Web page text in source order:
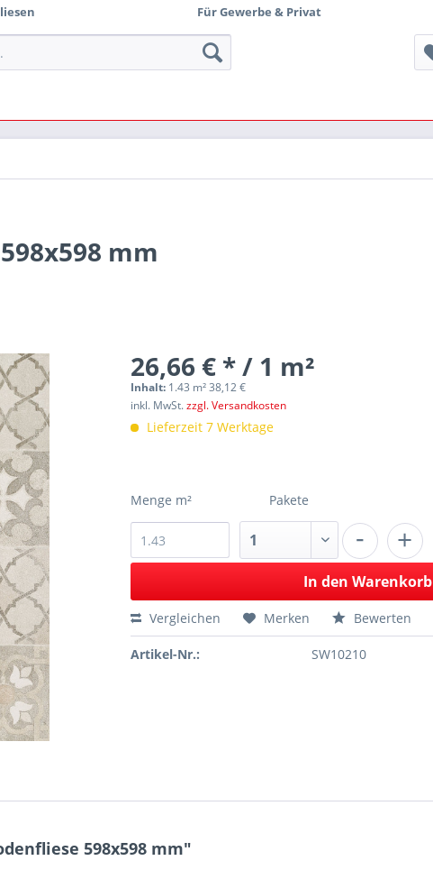
Für Gewerbe & Privat
mm
26,66 € * / 1 m²
Inhalt: 1.43 m² 38,12 €
inkl. MwSt.zzgl. Versandkosten
Lieferzeit 7 Werktage
Menge m² Pakete
+
-
In den Warenkorb
Vergleichen Merken Bewerten
Artikel-Nr.: SW10210
598x598 mm"